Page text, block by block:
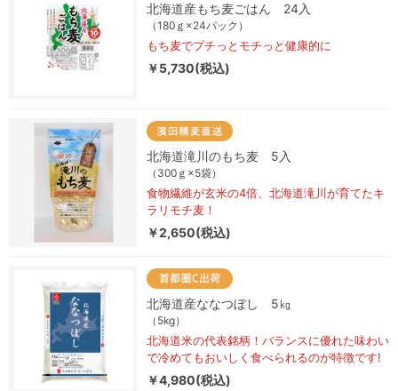
北海道産もち麦ごはん 24入
（180ｇ×24パック）
もち麦でプチっとモチっと健康的に
￥5,730(税込)
北海道滝川のもち麦 5入
（300ｇ×5袋）
食物繊維が玄米の4倍、北海道滝川が育てたキ
ラリモチ麦！
￥2,650(税込)
北海道産ななつぼし 5㎏
（5kg）
北海道米の代表銘柄！バランスに優れた味わい
で冷めてもおいしく食べられるのが特徴です!
￥4,980(税込)